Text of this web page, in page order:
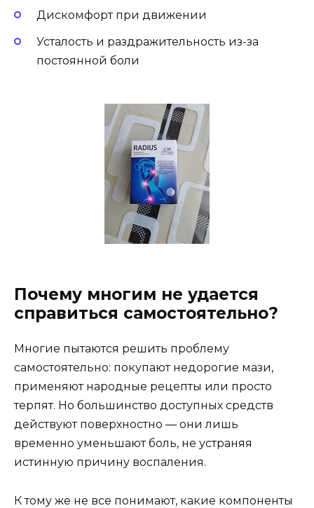
Дискомфорт при движении
Усталость и раздражительность из-за
постоянной боли
Почему многим не удается
справиться самостоятельно?
Многие пытаются решить проблему
самостоятельно: покупают недорогие мази,
применяют народные рецепты или просто
терпят. Но большинство доступных средств
действуют поверхностно — они лишь
временно уменьшают боль, не устраняя
истинную причину воспаления.
К тому же не все понимают, какие компоненты